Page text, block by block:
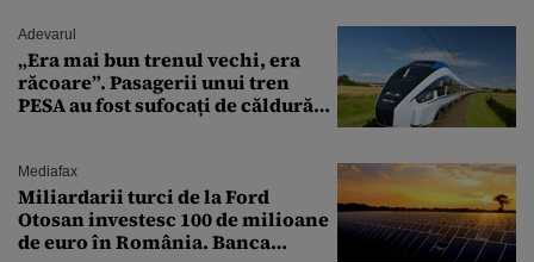
Adevarul
„Era mai bun trenul vechi, era
răcoare”. Pasagerii unui tren
PESA au fost sufocați de căldură
Mediafax
Miliardarii turci de la Ford
Otosan investesc 100 de milioane
de euro în România. Banca